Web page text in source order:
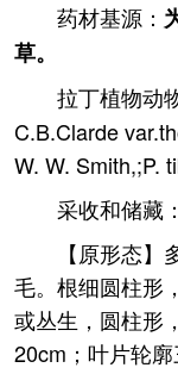
药材基源：
草。
拉丁植物动
C.B.Clarde
W. W. Smith,;P.
采收和储藏
【原形态
毛。根细圆柱形
或丛生，圆柱形
20cm；叶片轮